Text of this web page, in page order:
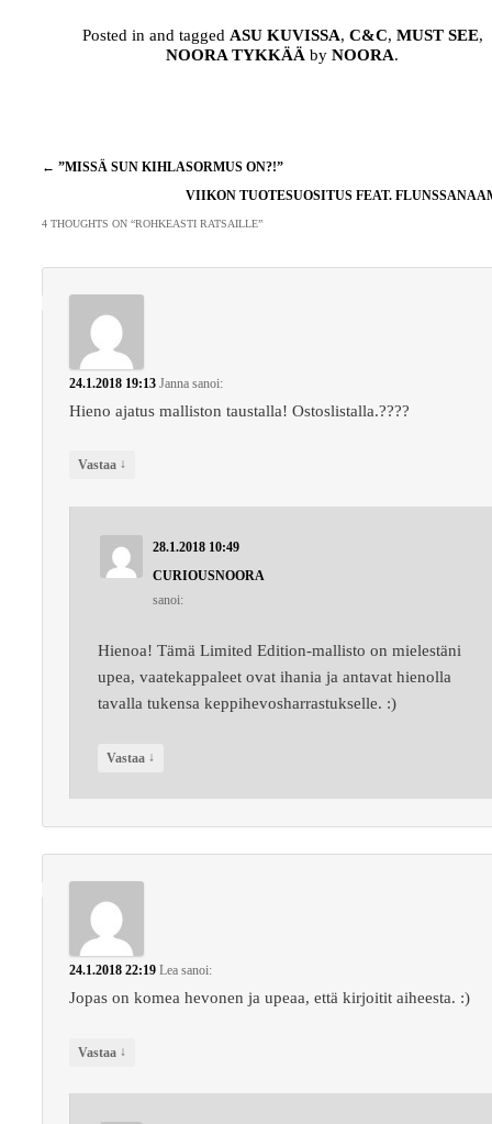
Posted in and tagged ASU KUVISSA, C&C, MUST SEE,
NOORA TYKKÄÄ byNOORA.
Artikkelien
← ”MISSÄ SUN KIHLASORMUS ON?!”
VIIKON TUOTESUOSITUS FEAT.
4 THOUGHTS ON “ROHKEASTI RATSAILLE”
24.1.2018 19:13 Janna sanoi:
Hieno ajatus malliston taustalla! Ostoslistalla.????
Vastaa ↓
28.1.2018 10:49
CURIOUSNOORA
sanoi:
Hienoa! Tämä Limited Edition-mallisto on mielestäni
upea, vaatekappaleet ovat ihania ja antavat hienolla
tavalla tukensa keppihevosharrastukselle. :)
Vastaa ↓
24.1.2018 22:19 Lea sanoi:
Jopas on komea hevonen ja upeaa, että kirjoitit aiheesta. :)
Vastaa ↓